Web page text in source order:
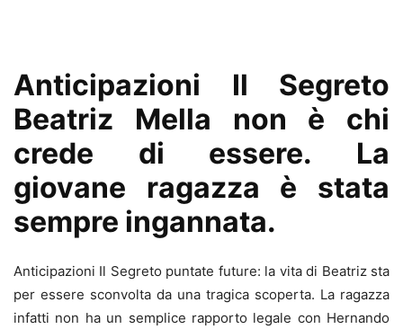
Anticipazioni Il Segreto
Beatriz Mella non è chi
crede di essere. La
giovane ragazza è stata
sempre ingannata.
Anticipazioni Il Segreto puntate future: la vita di Beatriz sta
per essere sconvolta da una tragica scoperta. La ragazza
infatti non ha un semplice rapporto legale con Hernando